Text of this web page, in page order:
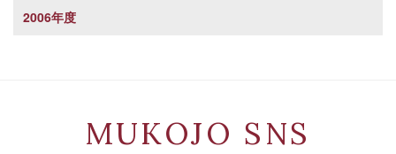
2006年度
MUKOJO SNS